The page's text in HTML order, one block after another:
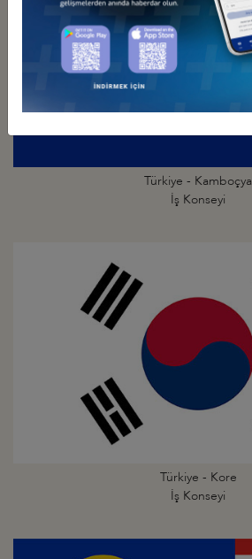
Türkiye - Kamboçya
İş Konseyi
Türkiye - Kore
İş Konseyi